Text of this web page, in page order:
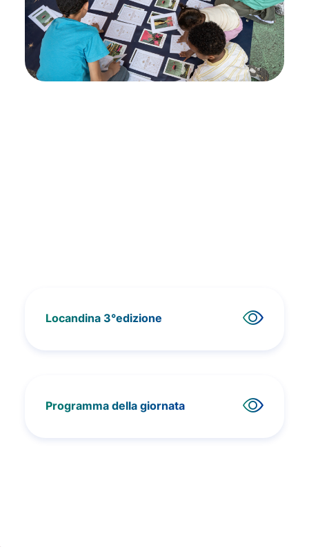
Locandina 3°edizione
Programma della giornata